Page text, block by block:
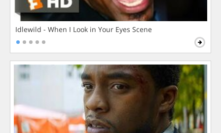
Idlewild - When I Look in Your Eyes Scene